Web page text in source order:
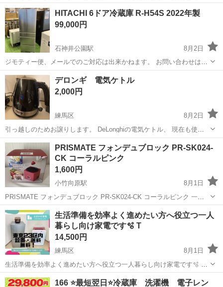
めやすい♪ シフトの強制もないですし 自分のペースで働くことも
できるので 続けやすい♪働きやすい♪ ＼＼ 『シフトが削られた…』
『思うように稼...
東京 練馬区
HITACHI 6ドア冷蔵庫 R-H54S 2022年製
99,000円
石神井公園駅
8月2日
ジモティー便、メールでのご対応は出来かねます。 お問い合わせは店
舗にお電話にてよろしくお願いします。 ご不便をおかけして申し訳ご
ざいません。 ■ご来店の前に在庫の確認をお願い致します。 ■お問い
合わせ番号 10040...
東京 練馬区 石神井公園駅 キッチン家電
デロンギ 電気ケトル
2,000円
練馬区
8月2日
引っ越しのためお譲りします。 DeLonghiの電気ケトル、 現在も使用
しており、問題なく使用することが出来ます。 自宅付近まで取りに来
ていただける方限定でお願い致します。 今回、引っ越しに伴い、家具
家電多数出品しておりま...
東京 練馬区 電気ケトル
PRISMATE フォンデュブロック PR-SK024-
CK コーラルピンク
1,600円
小竹向原駅
8月1日
PRISMATE フォンデュブロック PR-SK024-CK コーラルピンク 一度
使用し、その後保存していた為出品します。 箱に少し跡がありますが
綺麗な状態です。 よろしくお願いします。
東京 練馬区 小竹向原駅 キッチン家電 フォンデュ
生活準備を効率よく進めたい方へ役立つ一人
暮らし向け家電です🫧 T
14,500円
練馬区
8月1日
生活準備を効率よく進めたい方へ役立つ一人暮らし向け家電です🫧 T
冷蔵庫、洗濯機の2点セット販売になります！ 中古品とは思えないレ
ベルの綺麗な商品のみをお送り致します！ ※表示価格がセット価格で
東京 練馬区 キッチン家電 YWMA
166 ⭐️最短翌日⭐️冷蔵庫 洗濯機 電子レン